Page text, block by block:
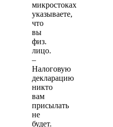
микростоках
указываете,
что
вы
физ.
лицо.
–
Налоговую
декларацию
никто
вам
присылать
не
будет.